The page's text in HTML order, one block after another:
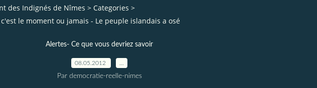
des Indignés de Nîmes > Categories >
le moment ou jamais - Le peuple islandais a osé
Alertes- Ce que vous devriez savoir
08.05.2012
Par democratie-reelle-nimes